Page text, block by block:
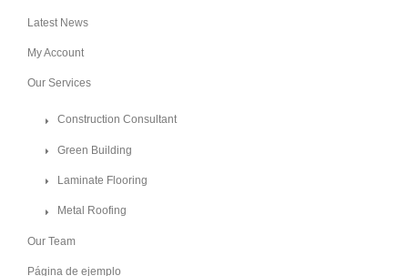
Latest News
My Account
Our Services
Construction Consultant
Green Building
Laminate Flooring
Metal Roofing
Our Team
Página de ejemplo